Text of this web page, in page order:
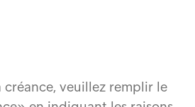
veuillez remplir le